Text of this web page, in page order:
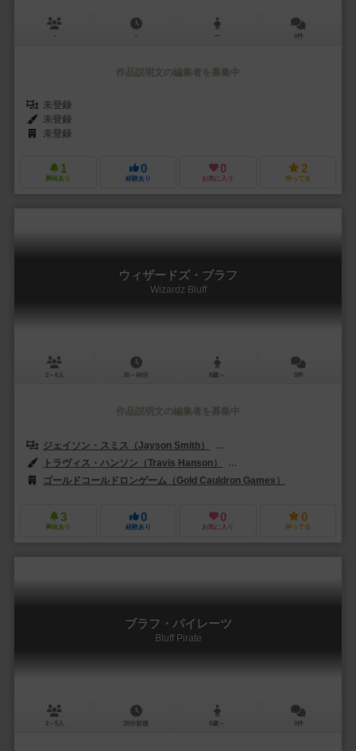
－ － ー 0件
作品説明文の編集者を募集中
未登録
未登録
未登録
1
興味あり
0
経験あり
0
お気に入り
2
持ってる
ウィザードズ・ブラフ
Wizardz Bluff
2～6人 30～60分 8歳～ 0件
作品説明文の編集者を募集中
ジェイソン・スミス（Jayson Smith）
トラヴィス・ハンソン（Travis Hanson）
ゴールドコールドロンゲーム（Gold Cauldron Games）
3
興味あり
0
経験あり
0
お気に入り
0
持ってる
ブラフ・パイレーツ
Bluff Pirate
2～5人 20分前後 6歳～ 0件